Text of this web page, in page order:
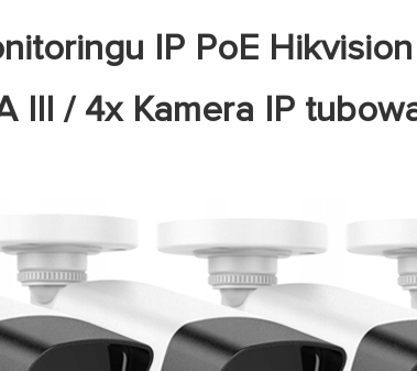
IP PoE Hikvision
III / 4x Kamera IP